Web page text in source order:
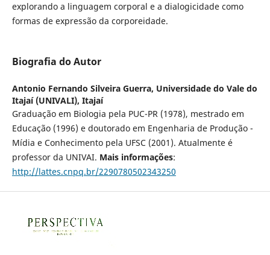
explorando a linguagem corporal e a dialogicidade como
formas de expressão da corporeidade.
Biografia do Autor
Antonio Fernando Silveira Guerra, Universidade do Vale do
Itajaí (UNIVALI), Itajaí
Graduação em Biologia pela PUC-PR (1978), mestrado em
Educação (1996) e doutorado em Engenharia de Produção -
Mídia e Conhecimento pela UFSC (2001). Atualmente é
professor da UNIVAI. Mais informações:
http://lattes.cnpq.br/2290780502343250